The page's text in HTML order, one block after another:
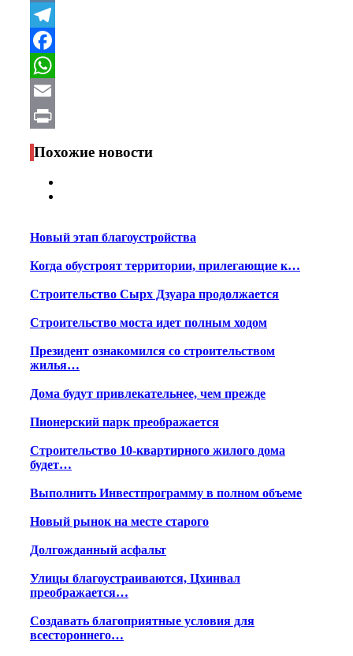
VK
Telegram
Facebook
WhatsApp
Email
Print
Похожие новости
Новый этап благоустройства
Когда обустроят территории, прилегающие к…
Строительство Сырх Дзуара продолжается
Строительство моста идет полным ходом
Президент ознакомился со строительством
жилья…
Дома будут привлекательнее, чем прежде
Пионерский парк преображается
Строительство 10-квартирного жилого дома
будет…
Выполнить Инвестпрограмму в полном объеме
Новый рынок на месте старого
Долгожданный асфальт
Улицы благоустраиваются, Цхинвал
преображается…
Создавать благоприятные условия для
всестороннего…